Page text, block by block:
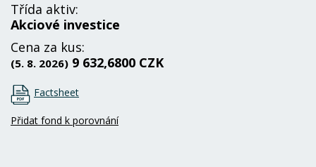
Třída aktiv:
Akciové investice
Cena za kus:
(5. 8. 2026) 9 632,6800 CZK
Factsheet
Přidat fond k porovnání